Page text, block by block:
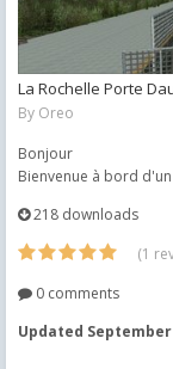
La Rochelle Porte
By Oreo
Bonjour
Bienvenue à bord
218 downloads
(1
0 comments
Updated September